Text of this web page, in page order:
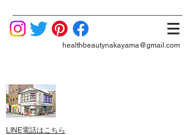
healthbeautynakayama@gmail.com
LINE電話はこちら